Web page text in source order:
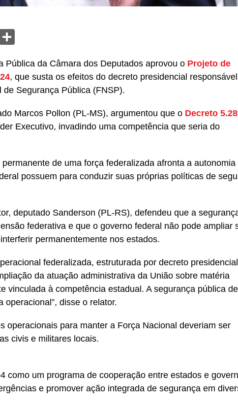
Pública da Câmara dos Deputados aprovou o Projeto de
, que susta os efeitos do decreto presidencial
Segurança Pública (FNSP).
Marcos Pollon (PL-MS), argumentou que o Decreto
Executivo, invadindo uma competência que seria do
de uma força federalizada afronta a autonomia
possuem para conduzir suas próprias políticas de
deputado Sanderson (PL-RS), defendeu que a
federativa e que o governo federal não pode ampliar
permanentemente nos estados.
federalizada, estruturada por decreto
da atuação administrativa da União sobre matéria
vinculada à competência estadual. A segurança pública
operacional”, disse o relator.
operacionais para manter a Força Nacional deveriam ser
civis e militares locais.
como um programa de cooperação entre estados e
e promover ação integrada de segurança em